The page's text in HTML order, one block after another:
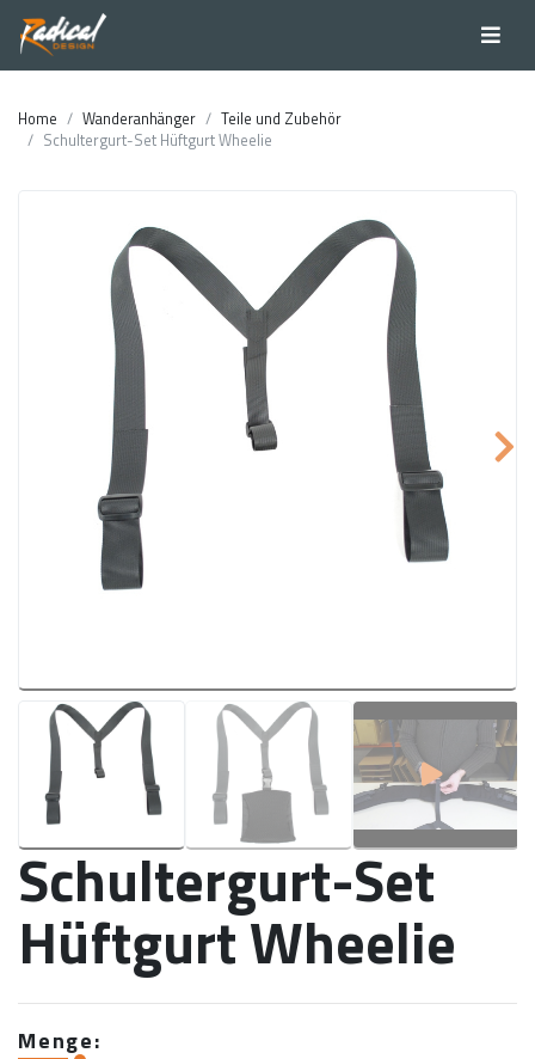
Home Wanderanhänger
Teile und Zubehör
Schultergurt-Set Hüftgurt Wheelie
Schultergurt-Set
Hüftgurt Wheelie
Menge: